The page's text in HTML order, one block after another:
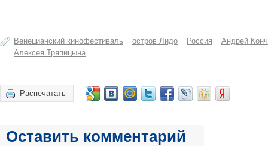
Венецианский кинофестиваль остров Лидо Россия
Андрей
Алексея Тряпицына
Распечатать
Оставить комментарий